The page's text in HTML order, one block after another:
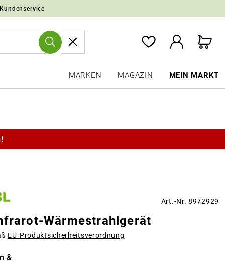
MARKEN MAGAZIN MEIN MARKT
&
Art.-Nr. 8972929
Wärmestrahlgerät
EU‑Produktsicherheitsverordnung
IST ZURZEIT NICHT VERFÜGBAR.)